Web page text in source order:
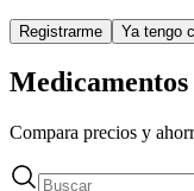
Registrarme Ya tengo
Medicamentos
Compara precios y